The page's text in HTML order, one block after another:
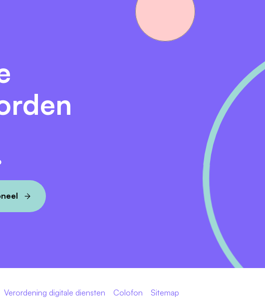
kilo’s aan afval. Hiervoor zetten we de beste en slimste machines
kan niet zonder menskracht. Ga bij ons aan het werk als
help je ons om afvalstromen nog beter te sorteren en te
Verordening digitale diensten Colofon Sitemap